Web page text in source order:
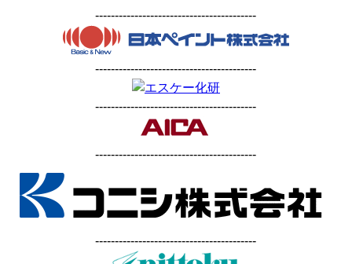
-----------------------------------------
-----------------------------------------
-----------------------------------------
-----------------------------------------
-----------------------------------------